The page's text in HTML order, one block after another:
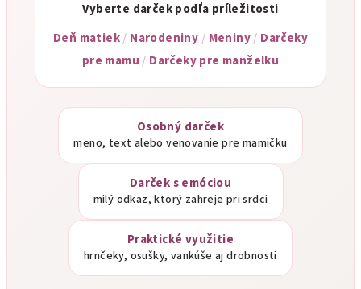
Vyberte darček podľa príležitosti
Deň matiek/ Narodeniny / Meniny/ Darčeky
pre mamu / Darčeky pre manželku
Osobný darček
meno, text alebo venovanie pre mamičku
Darček s emóciou
milý odkaz, ktorý zahreje pri srdci
Praktické využitie
hrnčeky, osušky, vankúše aj drobnosti